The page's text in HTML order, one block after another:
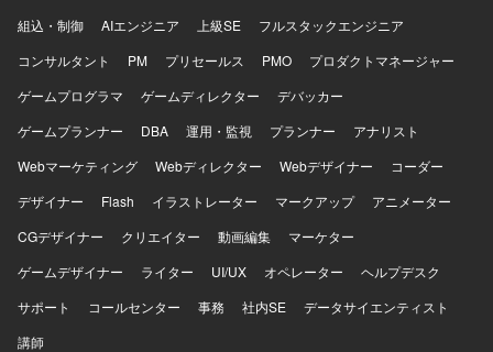
術的意思決定のリードを担っていただきます。 【求める人
物像】 マネジメントだけではなく自ら設計・実装を行いな
がらチームをリードできる方を求めております。フロント
エンドとバックエンドの領域を限定せずプロダクト全体の
事業上の優先順位を踏まえて判断できる方に参画していた
だきたいと考えております。不具合や個別要望への対応を
方、曖昧な状況でも自ら課題を整理し必要な関係者を巻き
込みながら開発を進められる方、プロダクトマネージャー
やプロジェクトマネージャーと建設的に議論できる方を歓
迎いたします。チームメンバーの経験や強みを尊重し技術
方に責任を持ち継続的な改善に取り組める方に活躍してい
ただきたいポジションです。 【ポジションの魅力】 AI音声
組込・制御
AIエンジニア 上級SE
フルスタックエンジニア
コンサルタント
PM プリセールス PMO
プロダクトマネージャー
ゲームプログラマ
ゲームディレクター
デバッカー
ゲームプランナー
DBA 運用・監視 プランナー
アナリスト
Webマーケティング
Webディレクター Webデザイナー
コーダー
デザイナー
Flash イラストレーター マークアップ
アニメーター
CGデザイナー
クリエイター 動画編集
マーケター
ゲームデザイナー
ライター UI/UX オペレーター
ヘルプデスク
サポート
コールセンター 事務 社内SE
データサイエンティスト
講師